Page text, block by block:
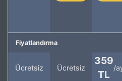
Fiyatlandırma
Ücretsiz Ücretsiz
359
TL
/